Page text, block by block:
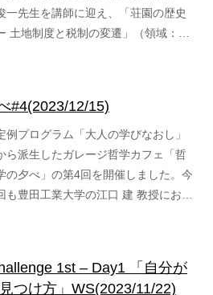
一先生を講師に迎え、「荘園の歴史
土地制度と税制の変遷」（領域：…
#4(2023/12/15)
例プログラム「大人の学びなおし」
ら派生したガレージ哲学カフェ「哲
の夕べ」の第4回を開催しました。今
も豊田工業大学の江口 建 教授にお…
1st – Day1 「自分が
つけ方」WS(2023/11/22)